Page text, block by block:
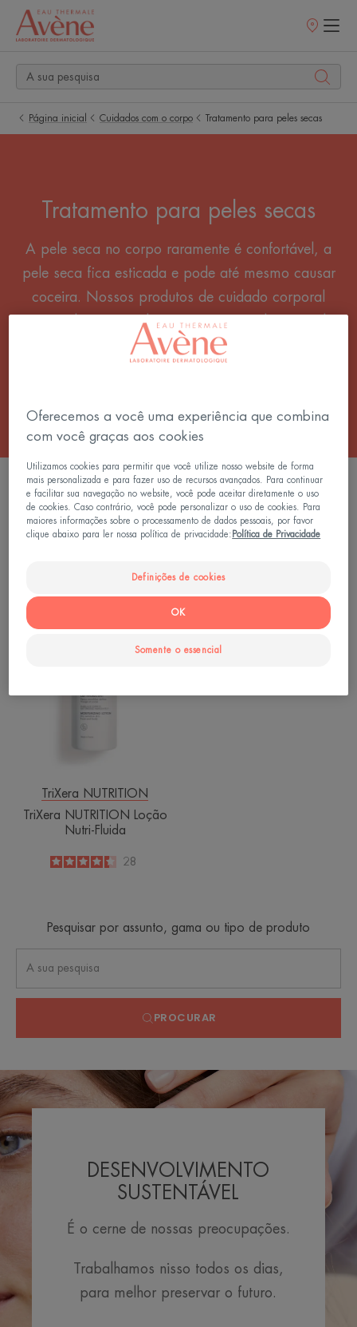
Pontos
Página inicial Cuidados com o corpo Tratamento para peles secas
Tratamento para peles secas
A pele seca no corpo raramente é confortável, a
pele seca fica esticada e pode até mesmo causar
coceira. Nossos produtos de cuidado corporal
para pele seca ajudam a recuperar a barreira da
pele enfraquecida, ajudando a restaurar a pele
FILTRAR PRODUTOS
1 resultado "Tratamento para peles secas"
TriXera
NUTRITION
Nutri-
TriXera NUTRITION
TriXera NUTRITION Loção
Nutri-Fluida
4.4
/
5
28
Pesquisar por assunto, gama ou tipo de produto
PROCURAR
DESENVOLVIMENTO
SUSTENTÁVEL
É o cerne de nossas preocupações.
Trabalhamos nisso todos os dias,
para melhor preservar o futuro.
Oferecemos a você uma experiência que combina
com você graças aos cookies
Utilizamos cookies para permitir que você utilize nosso website de forma
mais personalizada e para fazer uso de recursos avançados. Para continuar
e facilitar sua navegação no website, você pode aceitar diretamente o uso
de cookies. Caso contrário, você pode personalizar o uso de cookies. Para
maiores informações sobre o processamento de dados pessoais, por favor
clique abaixo para ler nossa política de privacidade: Política de Privacidade
Definições de cookies
Somente o essencial
OK